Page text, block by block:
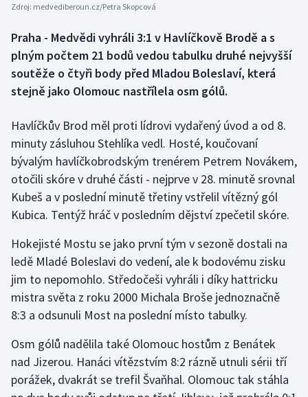
Biatlon
Boby a skeleton
Box
Dostihy
Florbal
Futsal
Golf
Gymnastika
Házená
Jezdectví
Judo
Aplikace ČT sport
AZ kvíz
Zdroj: medvediberoun.cz/Petra Skopcová
Praha - Medvědi vyhráli 3:1 v Havlíčkově Brodě a s
plným počtem 21 bodů vedou tabulku druhé nejvyšší
soutěže o čtyři body před Mladou Boleslaví, která
stejně jako Olomouc nastřílela osm gólů.
Havlíčkův Brod měl proti lídrovi vydařený úvod a od 8.
minuty zásluhou Stehlíka vedl. Hosté, koučovaní
bývalým havlíčkobrodským trenérem Petrem Novákem,
otočili skóre v druhé části - nejprve v 28. minutě srovnal
Kubeš a v poslední minutě třetiny vstřelil vítězný gól
Kubica. Tentýž hráč v posledním dějství zpečetil skóre.
Hokejisté Mostu se jako první tým v sezoně dostali na
ledě Mladé Boleslavi do vedení, ale k bodovému zisku
jim to nepomohlo. Středočeši vyhráli i díky hattricku
mistra světa z roku 2000 Michala Broše jednoznačně
8:3 a odsunuli Most na poslední místo tabulky.
Osm gólů nadělila také Olomouc hostům z Benátek
nad Jizerou. Hanáci vítězstvím 8:2 rázně utnuli sérii tří
porážek, dvakrát se trefil Švaňhal. Olomouc tak stáhla